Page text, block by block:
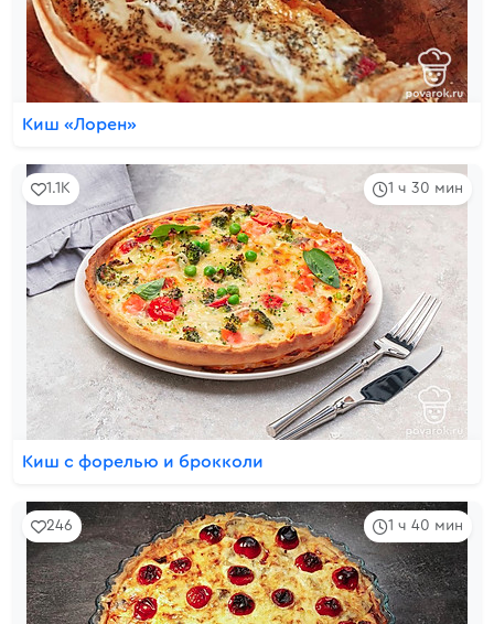
Киш «Лорен»
1 ч 30 мин
1.1K
Киш с форелью и брокколи
1 ч 40 мин
246